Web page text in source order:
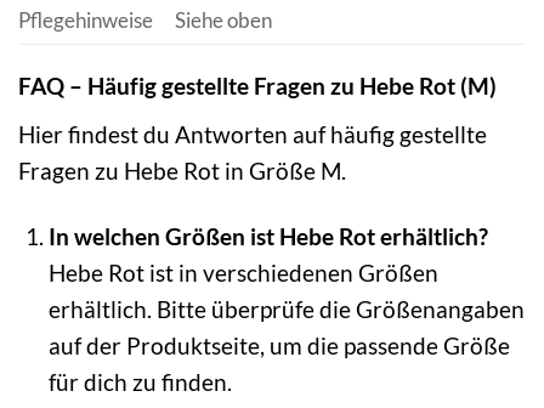
Pflegehinweise
Siehe oben
FAQ – Häufig gestellte Fragen zu Hebe Rot (M)
Hier findest du Antworten auf häufig gestellte
Fragen zu Hebe Rot in Größe M.
In welchen Größen ist Hebe Rot erhältlich?
Hebe Rot ist in verschiedenen Größen
erhältlich. Bitte überprüfe die Größenangaben
auf der Produktseite, um die passende Größe
für dich zu finden.